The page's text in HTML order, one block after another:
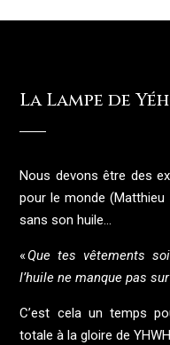
La Lampe de
Nous devons être des
pour le monde (Matthieu
sans son huile…
«Que tes vêtements
l’huile ne manque pas
C’est cela un temps
totale à la gloire de